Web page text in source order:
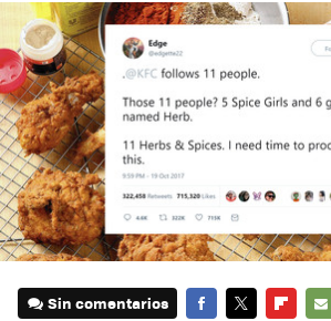
Sin comentarios